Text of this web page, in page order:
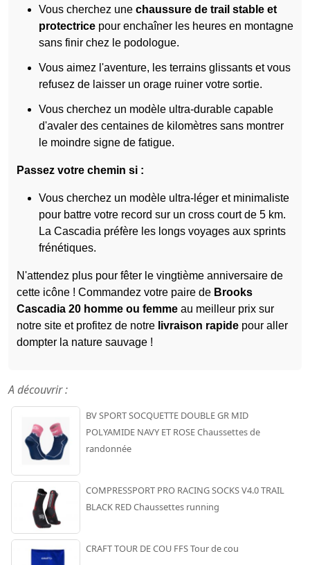
Vous cherchez une chaussure de trail stable et
protectrice pour enchaîner les heures en montagne
sans finir chez le podologue.
Vous aimez l'aventure, les terrains glissants et vous
refusez de laisser un orage ruiner votre sortie.
Vous cherchez un modèle ultra-durable capable
d'avaler des centaines de kilomètres sans montrer
le moindre signe de fatigue.
Passez votre chemin si :
Vous cherchez un modèle ultra-léger et minimaliste
pour battre votre record sur un cross court de 5 km.
La Cascadia préfère les longs voyages aux sprints
frénétiques.
N'attendez plus pour fêter le vingtième anniversaire de
cette icône ! Commandez votre paire de Brooks
Cascadia 20 homme ou femme au meilleur prix sur
notre site et profitez de notre livraison rapide pour aller
dompter la nature sauvage !
A découvrir :
BV SPORT SOCQUETTE DOUBLE GR MID
POLYAMIDE NAVY ET ROSE Chaussettes de
randonnée
COMPRESSPORT PRO RACING SOCKS V4.0 TRAIL
BLACK RED Chaussettes running
CRAFT TOUR DE COU FFS Tour de cou